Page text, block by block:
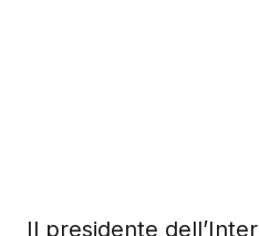
Il presidente dell’Inter